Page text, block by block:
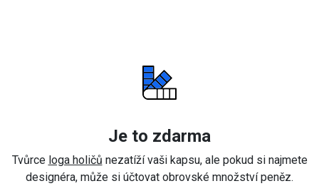
Je to zdarma
Tvůrce loga holičů nezatíží vaši kapsu, ale pokud si najmete
designéra, může si účtovat obrovské množství peněz.